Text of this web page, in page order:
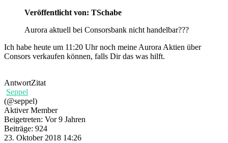
Veröffentlicht von: TSchabe
Aurora aktuell bei Consorsbank nicht handelbar???
Ich habe heute um 11:20 Uhr noch meine Aurora Aktien über
Consors verkaufen können, falls Dir das was hilft.
AntwortZitat
Seppel
(@seppel)
Aktiver Member
Beigetreten: Vor 9 Jahren
Beiträge: 924
23. Oktober 2018 14:26